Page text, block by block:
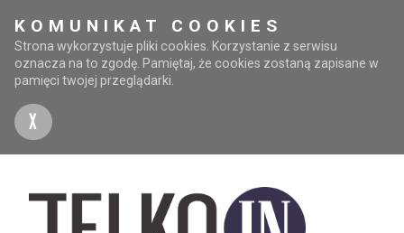
KOMUNIKAT COOKIES
Strona wykorzystuje pliki cookies. Korzystanie z serwisu
oznacza na to zgodę. Pamiętaj, że cookies zostaną zapisane w
pamięci twojej przeglądarki.
X